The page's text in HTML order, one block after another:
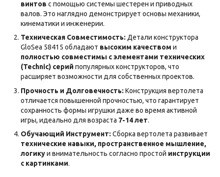
винтов с помощью системы шестерен и приводных
валов. Это наглядно демонстрирует основы механики,
кинематики и инженерии.
Техническая Совместимость: Детали конструктора
GloSea 58415 обладают высоким качеством и
полностью совместимы с элементами технических
(Technic) серий популярных конструкторов, что
расширяет возможности для собственных проектов.
Прочность и Долговечность: Конструкция вертолета
отличается повышенной прочностью, что гарантирует
сохранность формы игрушки даже во время активной
игры, идеально для возраста 7-14 лет.
Обучающий Инструмент: Сборка вертолета развивает
технические навыки, пространственное мышление,
логикуи внимательность согласно простой инструкции
с картинками.